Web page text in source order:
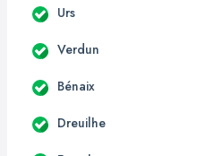
Urs
Verdun
Bénaix
Dreuilhe